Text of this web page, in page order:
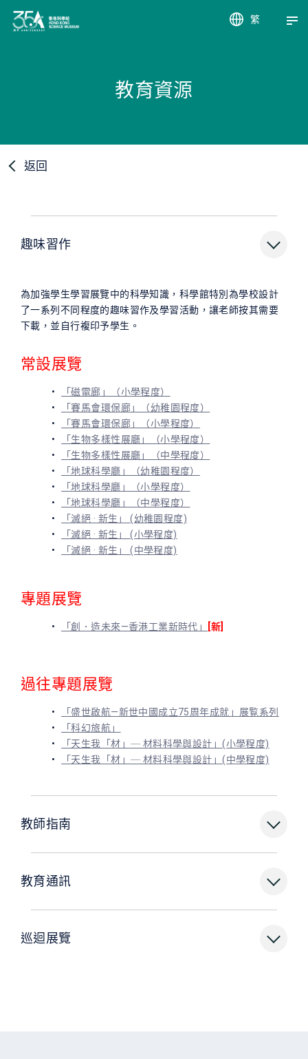
繁 簡
教育資源
返回
趣味習作
為加強學生學習展覽中的科學知識，科學館特別為學校設計
了一系列不同程度的趣味習作及學習活動，讓老師按其需要
下載，並自行複印予學生。
常設展覽
「磁電廊」（小學程度）
「賽馬會環保廊」（幼稚園程度）
「賽馬會環保廊」（小學程度）
「生物多樣性展廳」（小學程度）
「生物多樣性展廳」（中學程度）
「地球科學廳」（幼稚園程度）
「地球科學廳」（小學程度）
「地球科學廳」（中學程度）
「滅絕 · 新生」 (幼稚園程度)
「滅絕 · 新生」 (小學程度)
「滅絕 · 新生」 (中學程度)
專題展覽
「創．造未來—香港工業新時代」 [新]
過往專題展覽
「盛世啟航—新世中國成立75周年成就」展覧系列
「科幻旅航」
「天生我「材」─ 材料科學與設計」(小學程度)
「天生我「材」─ 材料科學與設計」(中學程度)
教師指南
教育通訊
巡迴展覽